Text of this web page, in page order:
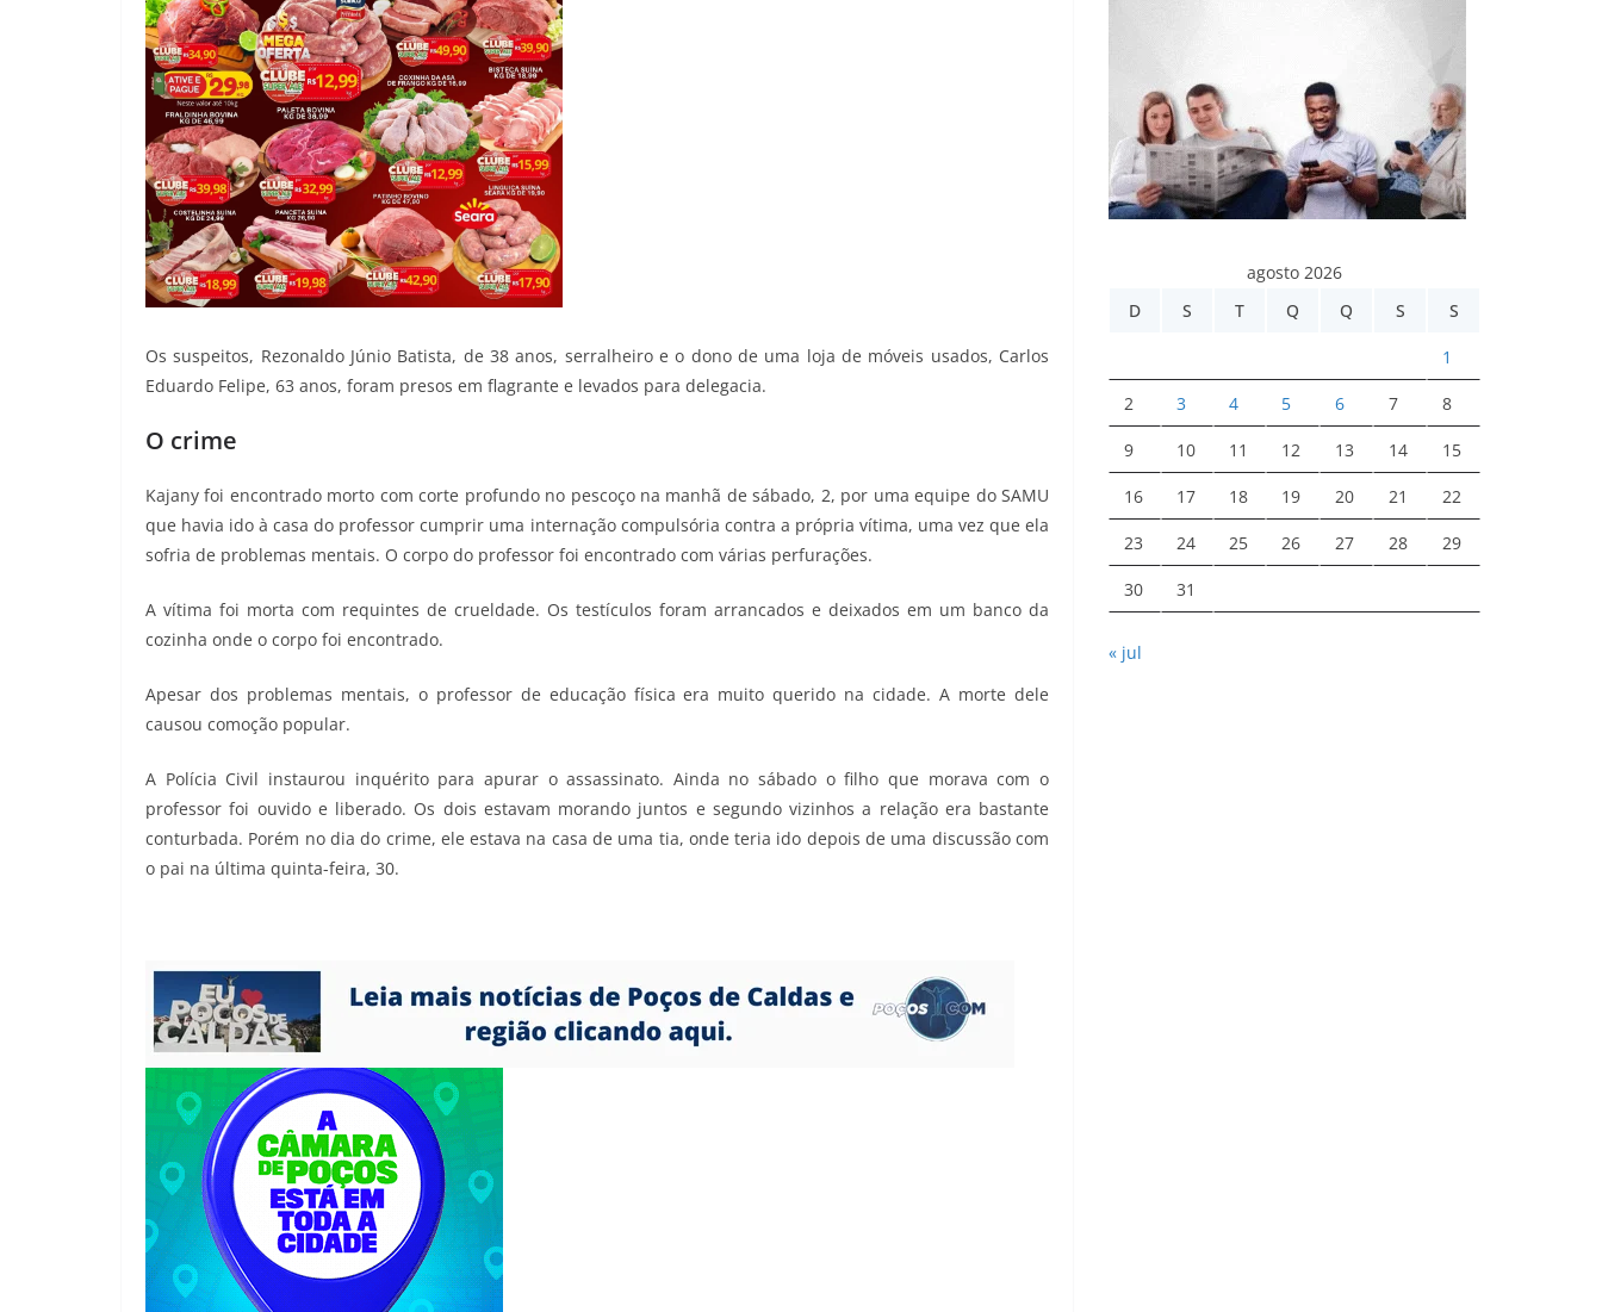
Os suspeitos, Rezonaldo Júnio Batista, de 38 anos, serralheiro e o dono de uma loja de móveis usados, Carlos
Eduardo Felipe, 63 anos, foram presos em flagrante e levados para delegacia.
O crime
Kajany foi encontrado morto com corte profundo no pescoço na manhã de sábado, 2, por uma equipe do SAMU
que havia ido à casa do professor cumprir uma internação compulsória contra a própria vítima, uma vez que ela
sofria de problemas mentais. O corpo do professor foi encontrado com várias perfurações.
A vítima foi morta com requintes de crueldade. Os testículos foram arrancados e deixados em um banco da
cozinha onde o corpo foi encontrado.
Apesar dos problemas mentais, o professor de educação física era muito querido na cidade. A morte dele
causou comoção popular.
A Polícia Civil instaurou inquérito para apurar o assassinato. Ainda no sábado o filho que morava com o
professor foi ouvido e liberado. Os dois estavam morando juntos e segundo vizinhos a relação era bastante
conturbada. Porém no dia do crime, ele estava na casa de uma tia, onde teria ido depois de uma discussão com
o pai na última quinta-feira, 30.
agosto 2026
D
S T Q Q S S
1
2 3 4 5 6 7 8
9 10 11 12 13 14 15
16 17 18 19 20 21 22
23 24 25 26 27 28 29
30 31
« jul